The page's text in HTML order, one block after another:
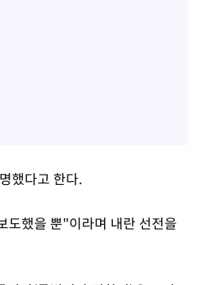
했다고 한다.
도했을 뿐"이라며 내란 선전을